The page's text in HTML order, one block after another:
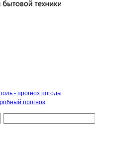
- прогноз погоды
прогноз